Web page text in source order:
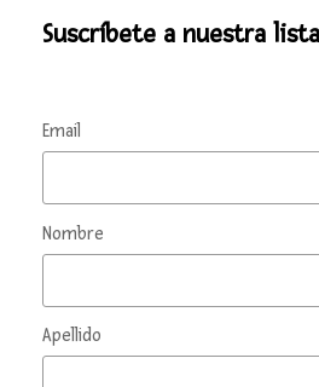
Suscríbete a nuestra
Email
Nombre
Apellido